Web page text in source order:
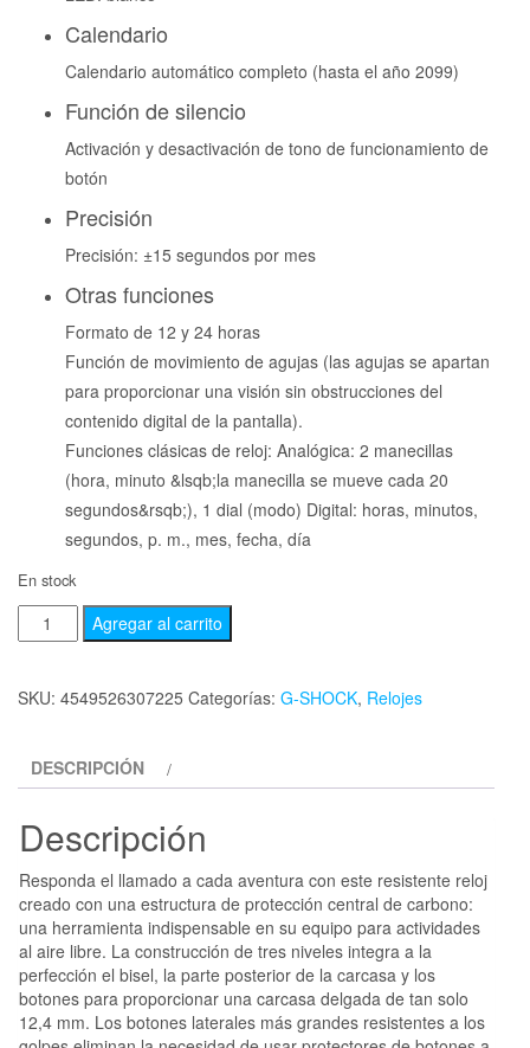
Calendario
Calendario automático completo (hasta el año 2099)
Función de silencio
Activación y desactivación de tono de funcionamiento de
botón
Precisión
Precisión: ±15 segundos por mes
Otras funciones
Formato de 12 y 24 horas
Función de movimiento de agujas (las agujas se apartan
para proporcionar una visión sin obstrucciones del
contenido digital de la pantalla).
Funciones clásicas de reloj: Analógica: 2 manecillas
(hora, minuto &lsqb;la manecilla se mueve cada 20
segundos&rsqb;), 1 dial (modo) Digital: horas, minutos,
segundos, p. m., mes, fecha, día
En stock
Agregar al carrito
SKU: 4549526307225 Categorías: G-SHOCK, Relojes
DESCRIPCIÓN
Descripción
Responda el llamado a cada aventura con este resistente reloj
creado con una estructura de protección central de carbono:
una herramienta indispensable en su equipo para actividades
al aire libre. La construcción de tres niveles integra a la
perfección el bisel, la parte posterior de la carcasa y los
botones para proporcionar una carcasa delgada de tan solo
12,4 mm. Los botones laterales más grandes resistentes a los